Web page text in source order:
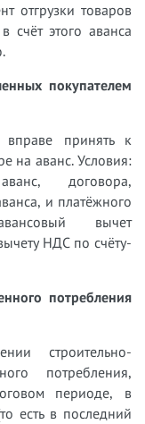
отгрузки товаров
счёт этого аванса
покупателем
вправе принять к
на аванс. Условия:
договора,
и платёжного
вычет
НДС по счёту-
потребления
строительно-
потребления,
периоде, в
есть в последний